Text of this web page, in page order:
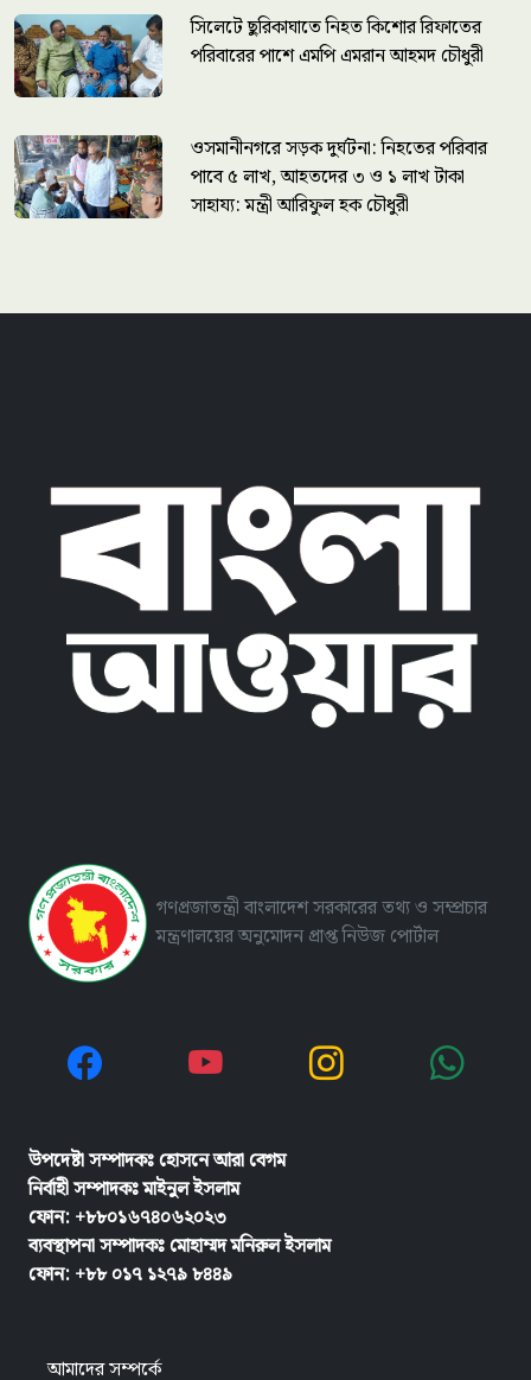
সিলেটে ছুরিকাঘাতে নিহত কিশোর রিফাতের
পরিবারের পাশে এমপি এমরান আহমদ চৌধুরী
ওসমানীনগরে সড়ক দুর্ঘটনা: নিহতের পরিবার
পাবে ৫ লাখ, আহতদের ৩ ও ১ লাখ টাকা
সাহায্য: মন্ত্রী আরিফুল হক চৌধুরী
গণপ্রজাতন্ত্রী বাংলাদেশ সরকারের তথ্য ও সম্প্রচার
মন্ত্রণালয়ের অনুমোদন প্রাপ্ত নিউজ পোর্টাল
উপদেষ্টা সম্পাদকঃ হোসনে আরা বেগম
নির্বাহী সম্পাদকঃমাইনুল ইসলাম
ফোন: +৮৮০১৬৭৪০৬২০২৩
ব্যবস্থাপনা সম্পাদকঃ মোহাম্মদ মনিরুল ইসলাম
ফোন: +৮৮ ০১৭ ১২৭৯ ৮৪৪৯
আমাদের সম্পর্কে